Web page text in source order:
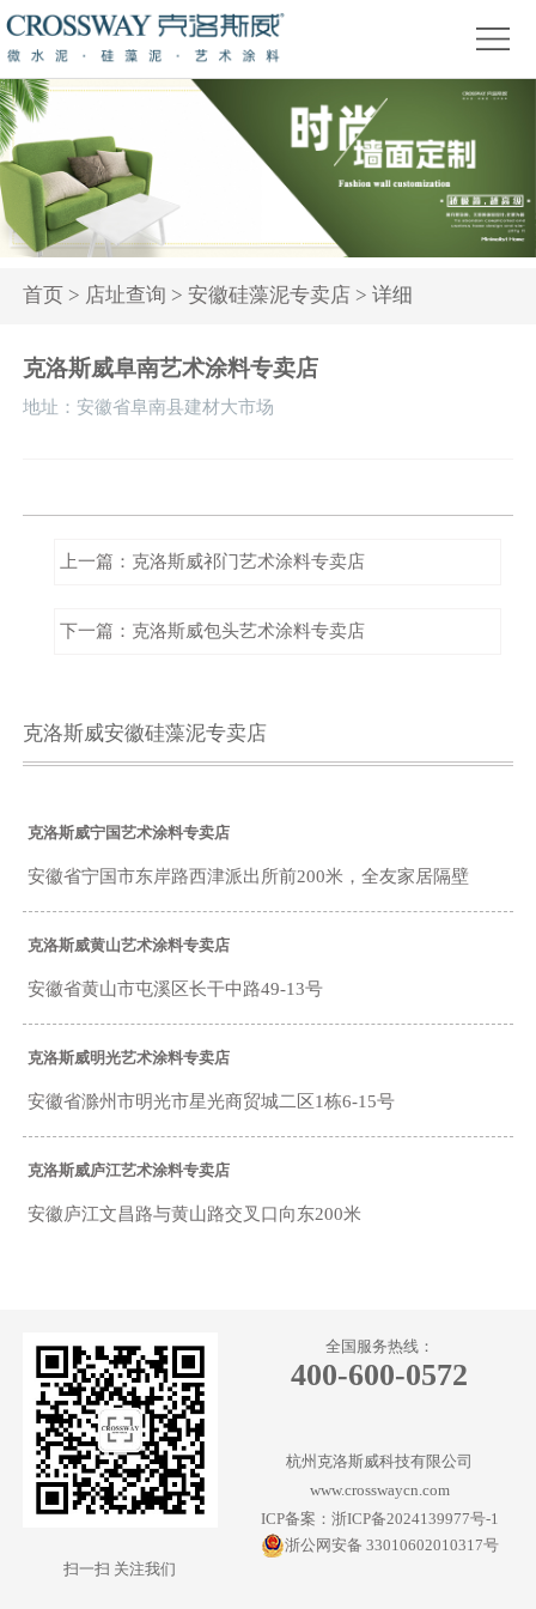
首
页
关
于
我
们
产
品
中
品
新
首页 > 店址查询 > 安徽硅藻泥专卖店 > 详细
克洛斯威阜南艺术涂料专卖店
地址：安徽省阜南县建材大市场
上一篇：克洛斯威祁门艺术涂料专卖店
下一篇：克洛斯威包头艺术涂料专卖店
克洛斯威安徽硅藻泥专卖店
克洛斯威宁国艺术涂料专卖店
安徽省宁国市东岸路西津派出所前200米，全友家居隔壁
克洛斯威黄山艺术涂料专卖店
安徽省黄山市屯溪区长干中路49-13号
克洛斯威明光艺术涂料专卖店
安徽省滁州市明光市星光商贸城二区1栋6-15号
克洛斯威庐江艺术涂料专卖店
安徽庐江文昌路与黄山路交叉口向东200米
克洛斯威阜南艺术涂料专卖店
安徽省阜南县建材大市场
克洛斯威淮南艺术涂料专卖店
安徽省淮南田家庵区居然之家负一楼
扫一扫 关注我们
全国服务热线：
400-600-0572
杭州克洛斯威科技有限公司
www.crosswaycn.com
ICP备案：浙ICP备2024139977号-1
浙公网安备 33010602010317号